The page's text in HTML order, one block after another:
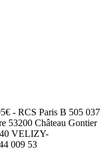
- RCS Paris B 505 037
53200 Château Gontier
VELIZY-
009 53